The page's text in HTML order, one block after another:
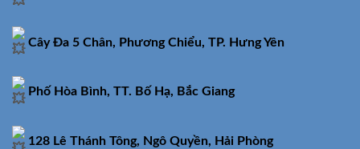
Cây Đa 5 Chân, Phương Chiểu, TP. Hưng Yên
Phố Hòa Bình, TT. Bố Hạ, Bắc Giang
128 Lê Thánh Tông, Ngô Quyền, Hải Phòng